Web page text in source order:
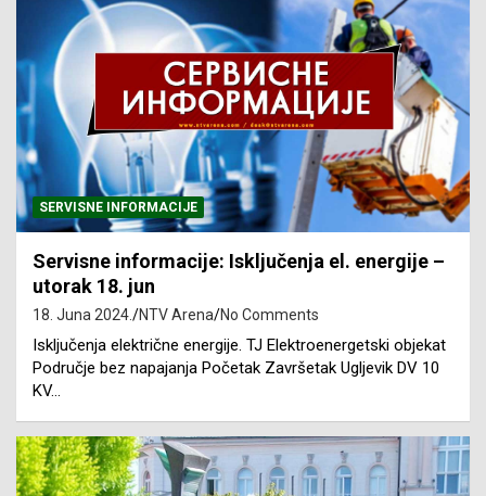
SERVISNE INFORMACIJE
Servisne informacije: Isključenja el. energije –
utorak 18. jun
18. Juna 2024. NTV Arena No Comments
Isključenja električne energije. TJ Elektroenergetski objekat
Područje bez napajanja Početak Završetak Ugljevik DV 10
KV…